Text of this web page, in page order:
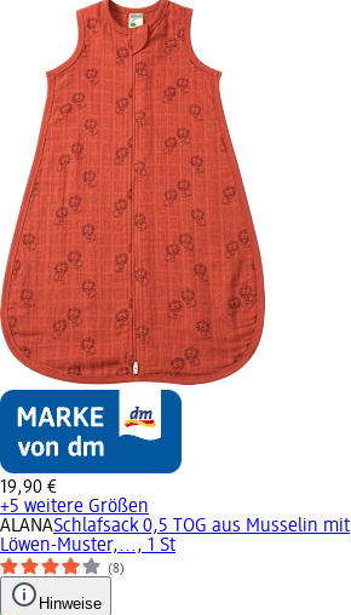
19,90 €
+5 weitere Größen
ALANASchlafsack 0,5 TOG aus Musselin mit
Löwen-Muster,..., 1 St
(8)
Hinweise